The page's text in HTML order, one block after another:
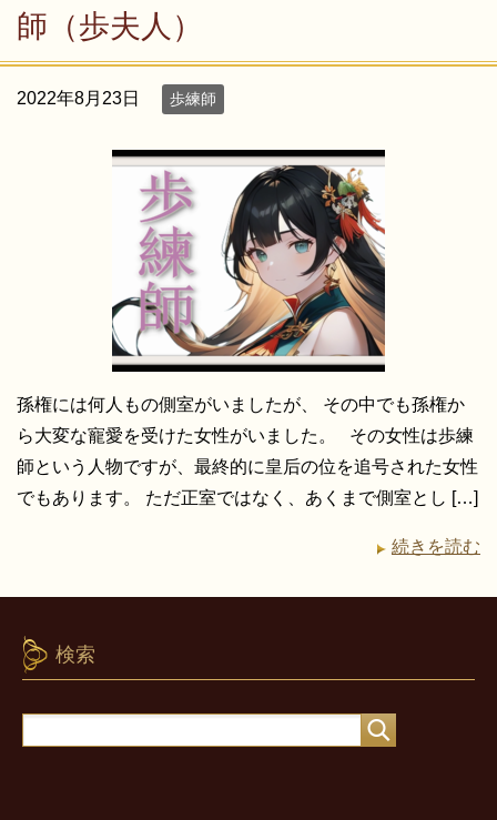
師（歩夫人）
2022年8月23日 歩練師
孫権には何人もの側室がいましたが、 その中でも孫権か
ら大変な寵愛を受けた女性がいました。 その女性は歩練
師という人物ですが、最終的に皇后の位を追号された女性
でもあります。 ただ正室ではなく、あくまで側室とし […]
続きを読む
検索